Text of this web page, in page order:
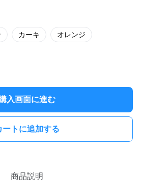
カーキ オレンジ
入画面に進む
ートに追加する
商品説明